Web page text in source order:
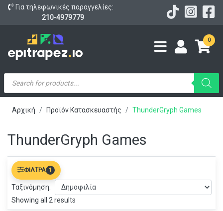
Για τηλεφωνικές παραγγελίες:
210-4979779
0
Products
search
Αρχική Προϊόν Κατασκευαστής ThunderGryph Games
ThunderGryph Games
Showing all 2 results
ΦΊΛΤΡΑ 1
Ταξινόμηση: